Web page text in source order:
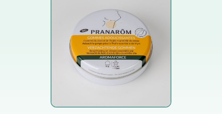
のどにやさしいレモンと
はちみつ風味。